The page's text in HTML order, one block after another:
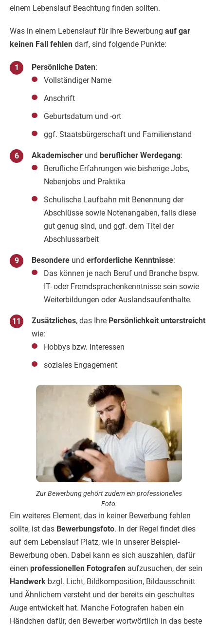
einem Lebenslauf Beachtung finden sollten.
Was in einem Lebenslauf für Ihre Bewerbung auf gar
keinen Fall fehlen darf, sind folgende Punkte:
Persönliche Daten:
Vollständiger Name
Anschrift
Geburtsdatum und -ort
ggf. Staatsbürgerschaft und Familienstand
Akademischer und beruflicher Werdegang:
Berufliche Erfahrungen wie bisherige Jobs,
Nebenjobs und Praktika
Schulische Laufbahn mit Benennung der
Abschlüsse sowie Notenangaben, falls diese
gut genug sind, und ggf. dem Titel der
Abschlussarbeit
Besondere und erforderliche Kenntnisse:
Das können je nach Beruf und Branche bspw.
IT- oder Fremdsprachenkenntnisse sein sowie
Weiterbildungen oder Auslandsaufenthalte.
Zusätzliches, das Ihre Persönlichkeit unterstreicht
wie:
Hobbys bzw. Interessen
soziales Engagement
Zur Bewerbung gehört zudem ein professionelles
Foto.
Ein weiteres Element, das in keiner Bewerbung fehlen
sollte, ist das Bewerbungsfoto. In der Regel findet dies
auf dem Lebenslauf Platz, wie in unserer Beispiel-
Bewerbung oben. Dabei kann es sich auszahlen, dafür
einen professionellen Fotografen aufzusuchen, der sein
Handwerk bzgl. Licht, Bildkomposition, Bildausschnitt
und Ähnlichem versteht und der bereits ein geschultes
Auge entwickelt hat. Manche Fotografen haben ein
Händchen dafür, den Bewerber wortwörtlich in das beste